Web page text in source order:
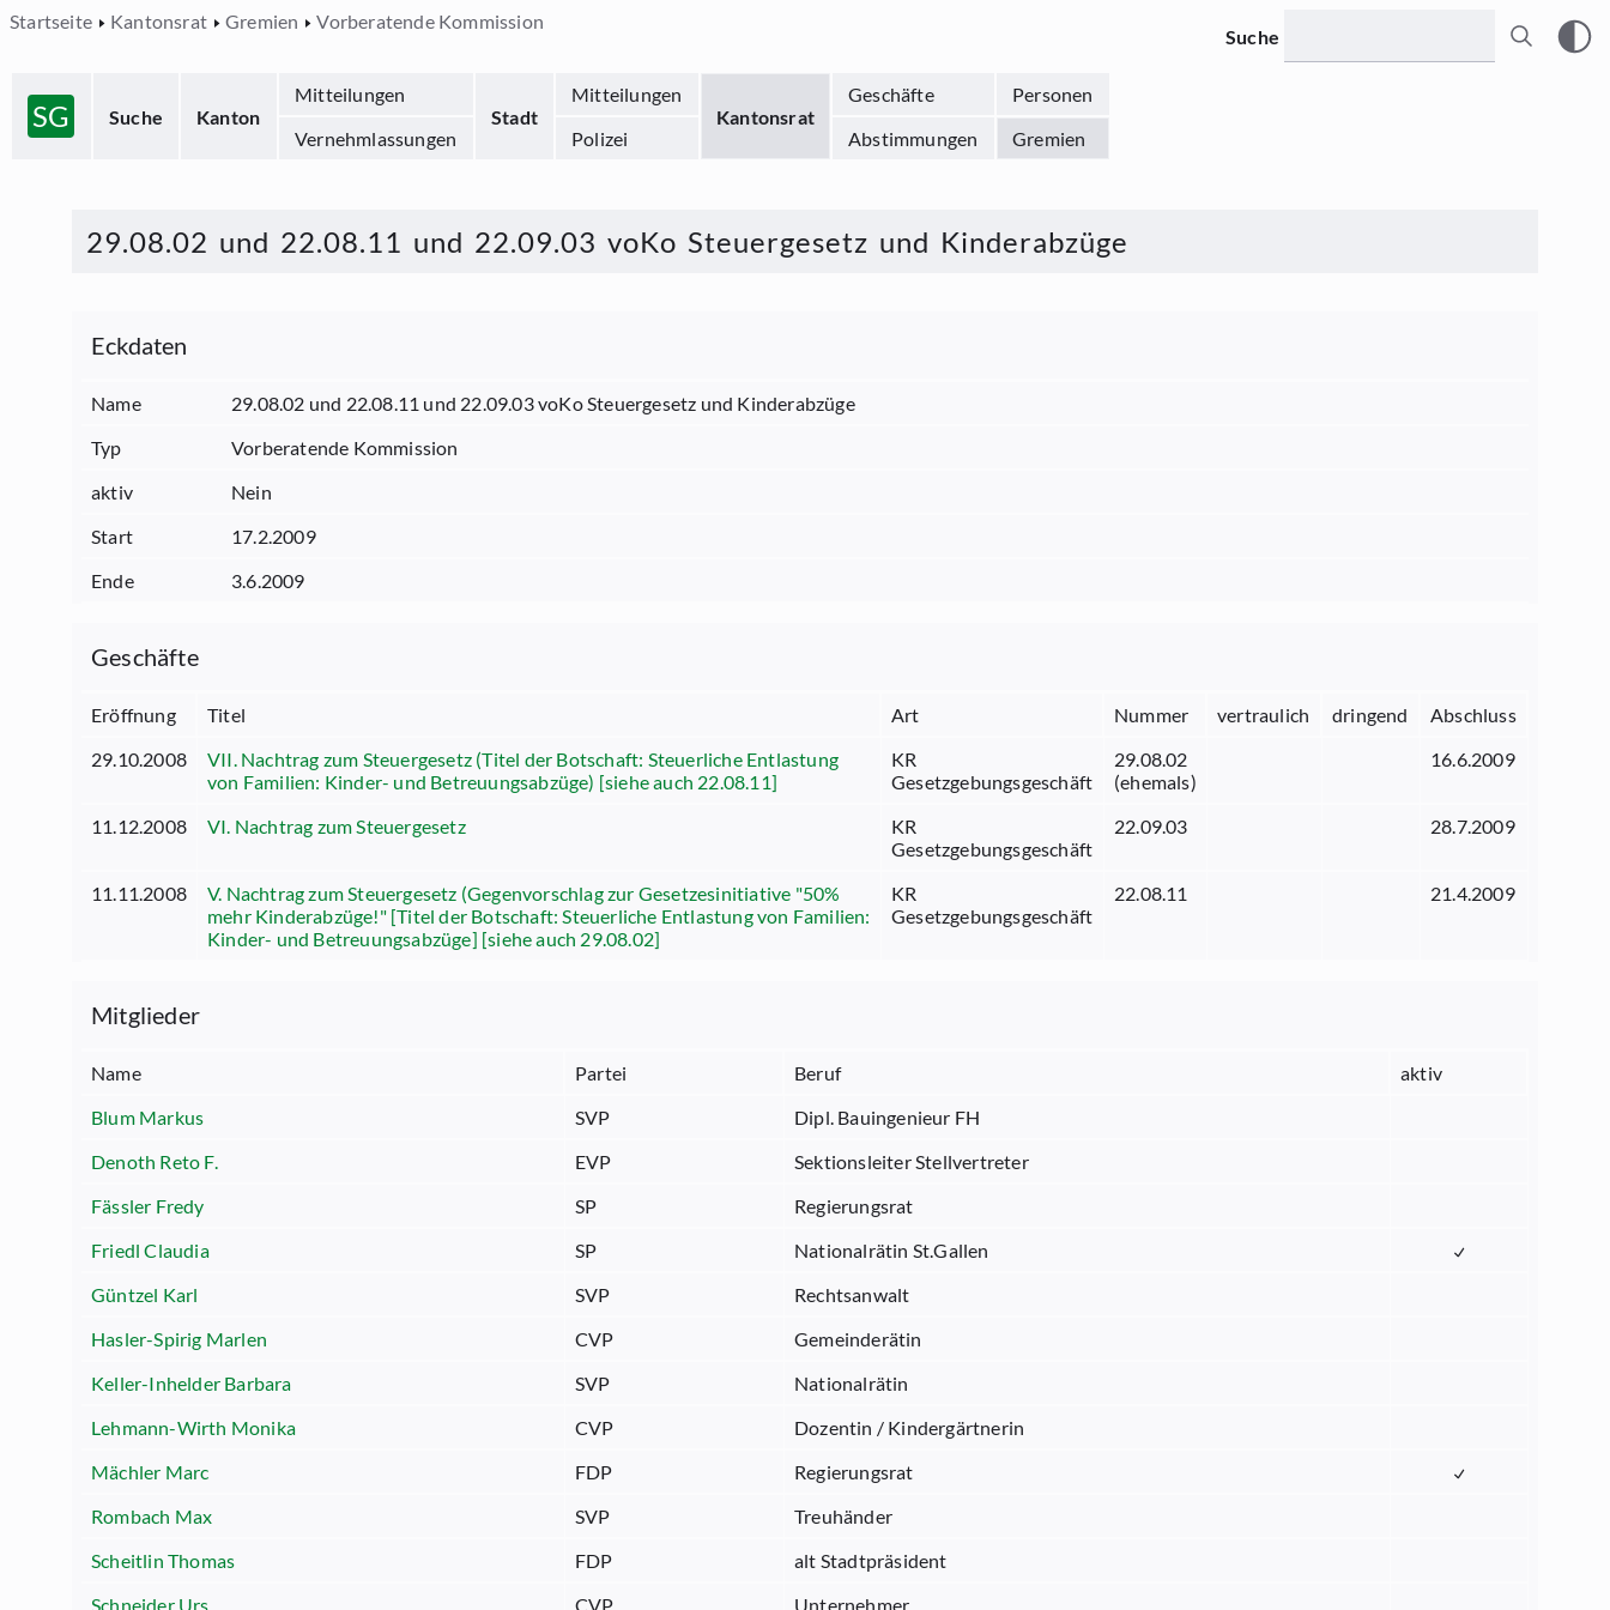
Startseite Kantonsrat Gremien Vorberatende Kommission
SG Suche Kanton
Mitteilungen
Stadt
Mitteilungen
Kantonsrat
Geschäfte
Personen
Vernehmlassungen
Polizei Abstimmungen Gremien
Suche
29.08.02 und 22.08.11 und 22.09.03 voKo Steuergesetz und Kinderabzüge
Eckdaten
Name
29.08.02 und 22.08.11 und 22.09.03 voKo Steuergesetz und Kinderabzüge
Typ
Vorberatende Kommission
aktiv
Nein
Start
17.2.2009
Ende
3.6.2009
Geschäfte
Eröffnung Titel Art Nummer vertraulich dringend
Abschluss
29.10.2008
VII. Nachtrag zum Steuergesetz (Titel der Botschaft: Steuerliche Entlastung
von Familien: Kinder- und Betreuungsabzüge) [siehe auch 22.08.11]
KR
Gesetzgebungsgeschäft
29.08.02
(ehemals)
16.6.2009
11.12.2008 VI. Nachtrag zum Steuergesetz
KR
Gesetzgebungsgeschäft
22.09.03 28.7.2009
11.11.2008
V. Nachtrag zum Steuergesetz (Gegenvorschlag zur Gesetzesinitiative "50%
mehr Kinderabzüge!" [Titel der Botschaft: Steuerliche Entlastung von Familien:
Kinder- und Betreuungsabzüge] [siehe auch 29.08.02]
KR
Gesetzgebungsgeschäft
22.08.11 21.4.2009
Mitglieder
Name Partei Beruf
aktiv
Blum Markus
SVP
Dipl. Bauingenieur FH
Denoth Reto F.
EVP
Sektionsleiter Stellvertreter
Fässler Fredy
SP
Regierungsrat
Friedl Claudia
SP
Nationalrätin St.Gallen
Güntzel Karl
SVP
Rechtsanwalt
Hasler-Spirig Marlen
CVP
Gemeinderätin
Keller-Inhelder Barbara
SVP
Nationalrätin
Lehmann-Wirth Monika
CVP
Dozentin / Kindergärtnerin
Mächler Marc
FDP
Regierungsrat
Rombach Max
SVP
Treuhänder
Scheitlin Thomas
FDP
alt Stadtpräsident
Schneider Urs
CVP Unternehmer